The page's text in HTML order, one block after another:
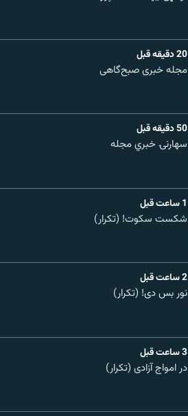
20 دقیقه قبل
مجله خبری صبح‌گاهی
50 دقیقه قبل
سهارنۍ خبري مجله
1 ساعت قبل
شکست سکوت! (تکرار)
2 ساعت قبل
نور بس دی! (تکرار)
3 ساعت قبل
در امواج آزادی (تکرار)